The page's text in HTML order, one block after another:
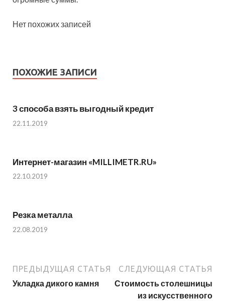
Нет похожих записей
ПОХОЖИЕ ЗАПИСИ
3 способа взять выгодный кредит
22.11.2019
Интернет-магазин «MILLIMETR.RU»
22.10.2019
Резка металла
22.08.2019
ПРЕДЫДУЩАЯ СТАТЬЯ
Укладка дикого камня
СЛЕДУЮЩАЯ СТАТЬЯ
Стоимость столешницы
из искусственного